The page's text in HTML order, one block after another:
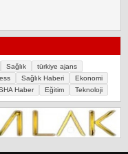
Sağlık
türkiye ajans
Sağlık Haberi
Ekonomi
Haber Eğitim Teknoloji